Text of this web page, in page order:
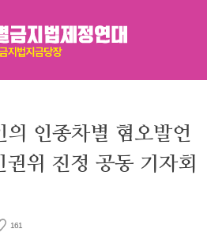
의 인종차별 혐오발언
위 진정 공동 기자회
161